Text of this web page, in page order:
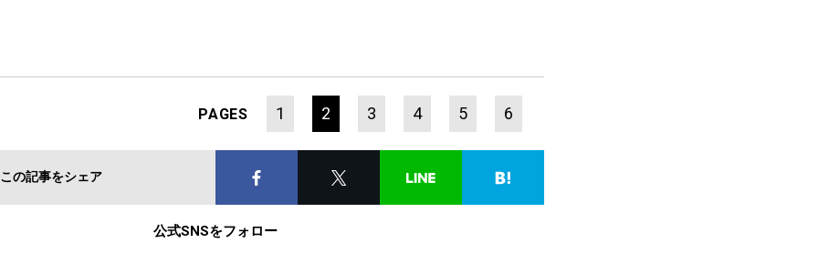
PAGES 1 2 3 4 5 6
この記事をシェア
公式SNSをフォロー